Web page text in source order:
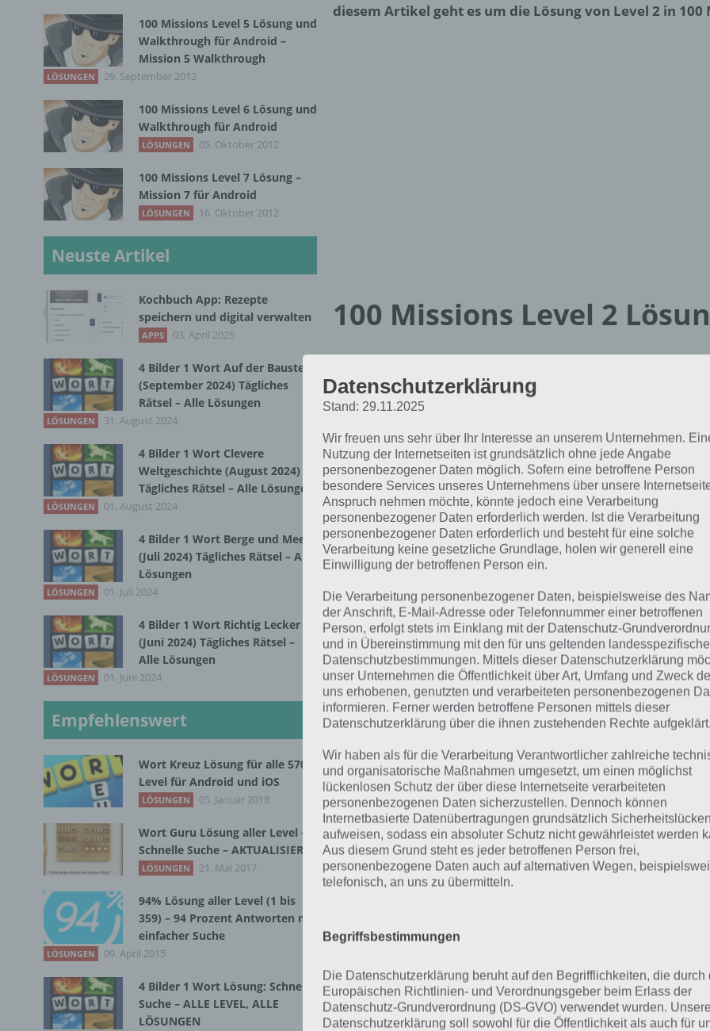
diesem Artikel geht es um die Lösung von Level 2 in 100
100 Missions Level 2
Wir haben die Lösung von 100 Missions in verschiedene
das schon mit der Lösung von Level 1 gemacht haben. Am
kleine Zusammenfassung. Im Level 2 von 100 Missions ist
Dabei sei gesagt, dass wir noch nicht die komplette Lösung
erst die ersten Schritte. Falls also einer von euch weiß, wie
dich bitte in den Kommentaren.
Schritt 1 zur Lösung von Level 2
Missions
Es geht leicht los in Level 2 von 100 Missions. Klicke einfach
der Mitte. Du kannst nun den Hangar schauen und siehst
erneut auf das Bild, um den Hangar zu betreten. Der Soldat
Du musst dich nun umschauen.
Gehe einmal nach rechts und du siehst einen Panzer und
Klicke auf den Truck vorne und du sprinst zur Fahrerkabine.
ein Klemmbrett mit einem Zettel. Diesen musst du
Gehe nun einmal zurück und klicke sozusagen neben den
den beiden Fahrzeugen schauen kannst. Klicke nun auf die
findest du einen Lappen, welchen du aufnehmen musst.
links und du siehst das Fahrzeug von hinten. Klicke nun auf
Soweit also erstmal mit Schritt 1 zur Lösung von 100
Zusammenfassung besser verdeutlichen:
100 Missions Level 5 Lösung und
Walkthrough für Android –
Mission 5 Walkthrough
LÖSUNGEN 29. September 2012
100 Missions Level 6 Lösung und
Walkthrough für Android
LÖSUNGEN 05. Oktober 2012
100 Missions Level 7 Lösung –
Mission 7 für Android
LÖSUNGEN 16. Oktober 2012
Neuste Artikel
Kochbuch App: Rezepte
speichern und digital verwalten
APPS 03. April 2025
4 Bilder 1 Wort Auf der Baustelle
(September 2024) Tägliches
Rätsel – Alle Lösungen
LÖSUNGEN 31. August 2024
4 Bilder 1 Wort Clevere
Weltgeschichte (August 2024)
Tägliches Rätsel – Alle Lösungen
LÖSUNGEN 01. August 2024
4 Bilder 1 Wort Berge und Meer
(Juli 2024) Tägliches Rätsel – Alle
Lösungen
LÖSUNGEN 01. Juli 2024
4 Bilder 1 Wort Richtig Lecker
(Juni 2024) Tägliches Rätsel –
Alle Lösungen
LÖSUNGEN 01. Juni 2024
Empfehlenswert
Wort Kreuz Lösung für alle 570
Level für Android und iOS
LÖSUNGEN 05. Januar 2018
Wort Guru Lösung aller Level –
Schnelle Suche – AKTUALISIERT
LÖSUNGEN 21. Mai 2017
94% Lösung aller Level (1 bis
359) – 94 Prozent Antworten mit
einfacher Suche
LÖSUNGEN 09. April 2015
4 Bilder 1 Wort Lösung: Schnelle
Suche – ALLE LEVEL, ALLE
LÖSUNGEN
Datenschutzerklärung
Stand: 29.11.2025
Wir freuen uns sehr über Ihr Interesse an unserem Unternehmen.
Nutzung der Internetseiten ist grundsätzlich ohne jede Angabe
personenbezogener Daten möglich. Sofern eine betroffene Person
besondere Services unseres Unternehmens über unsere
Anspruch nehmen möchte, könnte jedoch eine Verarbeitung
personenbezogener Daten erforderlich werden. Ist die Verarbeitung
personenbezogener Daten erforderlich und besteht für eine solche
Verarbeitung keine gesetzliche Grundlage, holen wir generell eine
Einwilligung der betroffenen Person ein.
Die Verarbeitung personenbezogener Daten, beispielsweise des
der Anschrift, E-Mail-Adresse oder Telefonnummer einer betroffenen
Person, erfolgt stets im Einklang mit der Datenschutz-
und in Übereinstimmung mit den für uns geltenden
Datenschutzbestimmungen. Mittels dieser Datenschutzerklärung
unser Unternehmen die Öffentlichkeit über Art, Umfang und Zweck
uns erhobenen, genutzten und verarbeiteten personenbezogenen
informieren. Ferner werden betroffene Personen mittels dieser
Datenschutzerklärung über die ihnen zustehenden Rechte aufgeklärt.
Wir haben als für die Verarbeitung Verantwortlicher zahlreiche
und organisatorische Maßnahmen umgesetzt, um einen möglichst
lückenlosen Schutz der über diese Internetseite verarbeiteten
personenbezogenen Daten sicherzustellen. Dennoch können
Internetbasierte Datenübertragungen grundsätzlich Sicherheitslücken
aufweisen, sodass ein absoluter Schutz nicht gewährleistet werden
Aus diesem Grund steht es jeder betroffenen Person frei,
personenbezogene Daten auch auf alternativen Wegen,
telefonisch, an uns zu übermitteln.
Begriffsbestimmungen
Die Datenschutzerklärung beruht auf den Begrifflichkeiten, die durch
Europäischen Richtlinien- und Verordnungsgeber beim Erlass der
Datenschutz-Grundverordnung (DS-GVO) verwendet wurden. Unsere
Datenschutzerklärung soll sowohl für die Öffentlichkeit als auch für